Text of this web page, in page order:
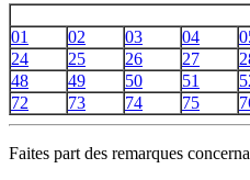
01
02 03 04
24
25 26 27
48
49 50 51
72
73 74 75
Faites part des remarques